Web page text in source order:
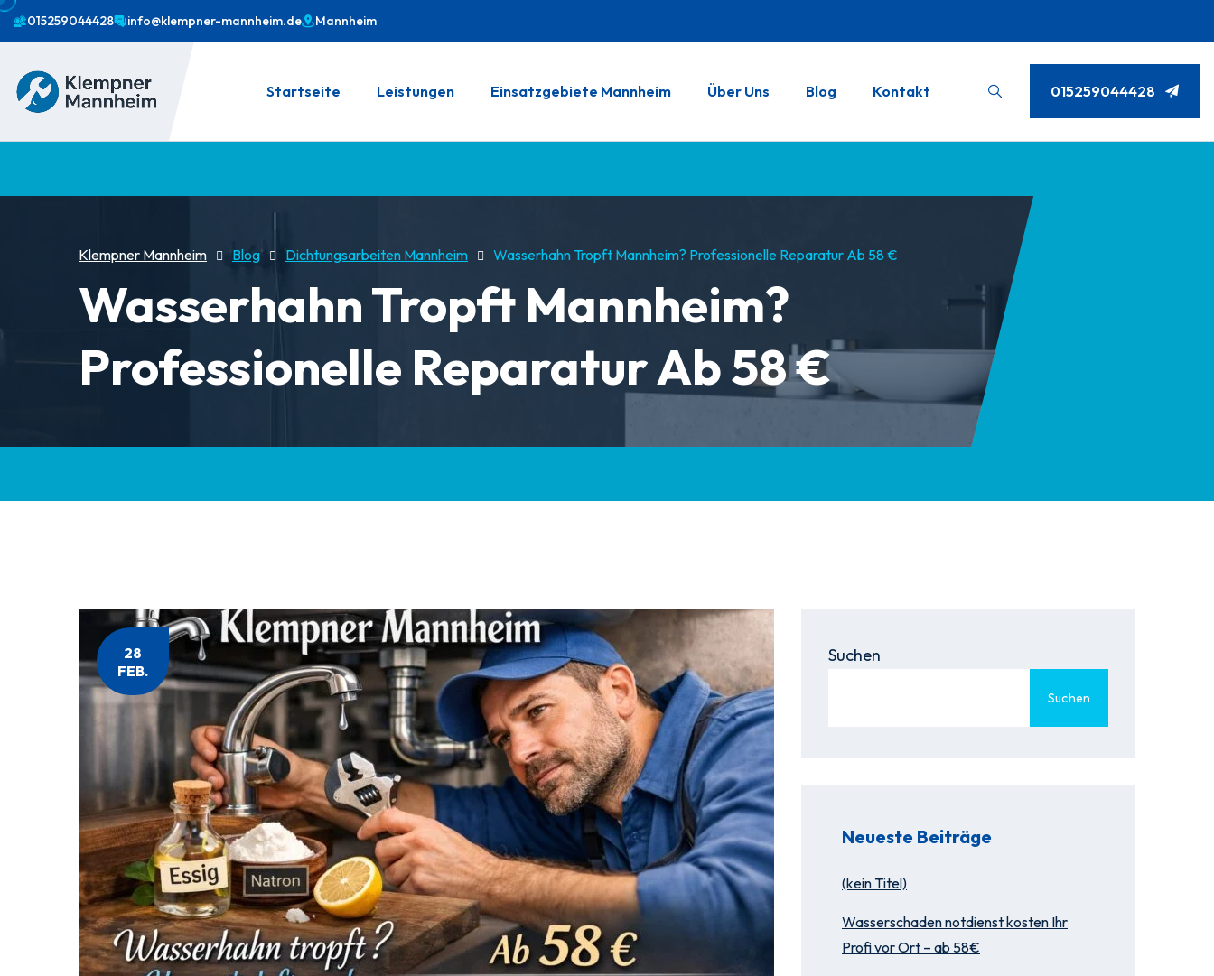
015259044428 info@klempner-mannheim.de Mannheim
Startseite Leistungen Einsatzgebiete Mannheim Über Uns Blog Kontakt 015259044428
Klempner Mannheim Blog Dichtungsarbeiten Mannheim Wasserhahn Tropft Mannheim? Professionelle Reparatur Ab 58 €
Wasserhahn Tropft Mannheim?
Professionelle Reparatur Ab 58 €
28
FEB.
Suchen
Suchen
Neueste Beiträge
(kein Titel)
Wasserschaden notdienst kosten Ihr
Profi vor Ort – ab 58€